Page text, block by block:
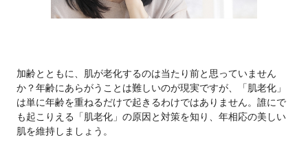
加齢とともに、肌が老化するのは当たり前と思っていません
か？年齢にあらがうことは難しいのが現実ですが、「肌老化」
は単に年齢を重ねるだけで起きるわけではありません。誰にで
も起こりえる「肌老化」の原因と対策を知り、年相応の美しい
肌を維持しましょう。